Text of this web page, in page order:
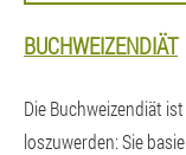
BUCHWEIZENDIÄT
Die Buchweizendiät
loszuwerden: Sie